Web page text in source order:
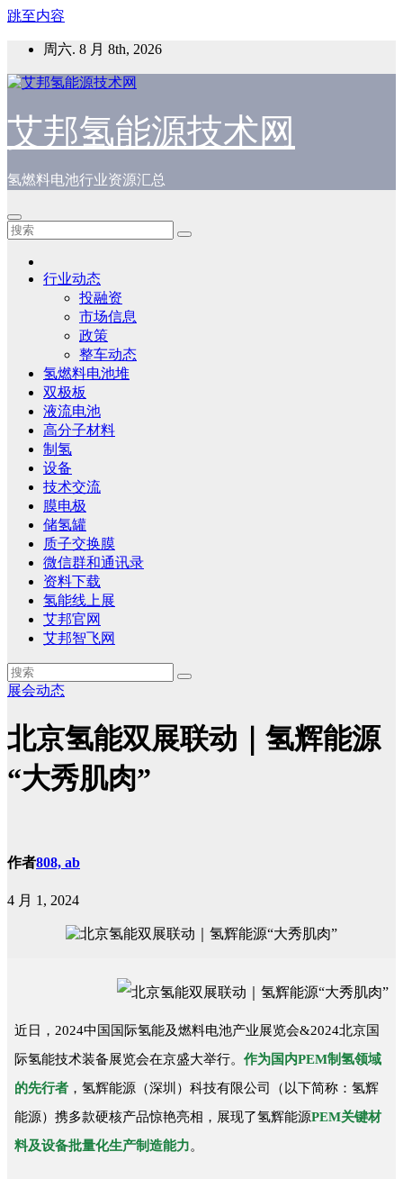
跳至内容
周六. 8 月 8th, 2026
艾邦氢能源技术网
氢燃料电池行业资源汇总
行业动态
投融资
市场信息
政策
整车动态
氢燃料电池堆
双极板
液流电池
高分子材料
制氢
设备
技术交流
膜电极
储氢罐
质子交换膜
微信群和通讯录
资料下载
氢能线上展
艾邦官网
艾邦智飞网
展会动态
北京氢能双展联动｜氢辉能源
“大秀肌肉”
作者808, ab
4 月 1, 2024
近日，2024中国国际氢能及燃料电池产业展览会&2024北京国
际氢能技术装备展览会在京盛大举行。 作为国内PEM制氢领域
的先行者 ，氢辉能源（深圳）科技有限公司（以下简称：氢辉
能源）携多款硬核产品惊艳亮相，展现了氢辉能源PEM关键材
料及设备批量化生产制造能力。